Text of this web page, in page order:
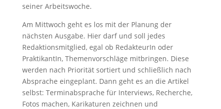
seiner Arbeitswoche.
Am Mittwoch geht es los mit der Planung der
nächsten Ausgabe. Hier darf und soll jedes
Redaktionsmitglied, egal ob RedakteurIn oder
PraktikantIn, Themenvorschläge mitbringen. Diese
werden nach Priorität sortiert und schließlich nach
Absprache eingeplant. Dann geht es an die Artikel
selbst: Terminabsprache für Interviews, Recherche,
Fotos machen, Karikaturen zeichnen und